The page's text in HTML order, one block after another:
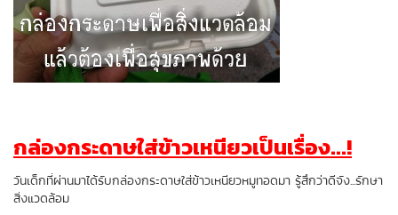
กล่องกระดาษใส่ข้าวเหนียวเป็นเรื่อง...!
วันเด็กที่ผ่านมาได้รับกล่องกระดาษใส่ข้าวเหนียวหมูทอดมา รู้สึกว่าดีจัง...รักษา
สิ่งแวดล้อม